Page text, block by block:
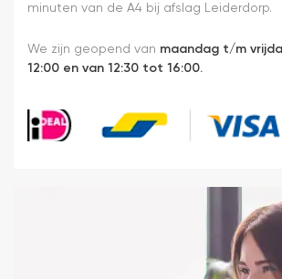
minuten van de A4 bij afslag Leiderdorp.
We zijn geopend van maandag t/m
12:00 en van 12:30 tot 16:00.